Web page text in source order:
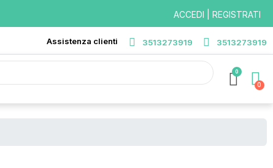
ACCEDI | REGISTRATI
Assistenza clienti 3513273919 3513273919
0